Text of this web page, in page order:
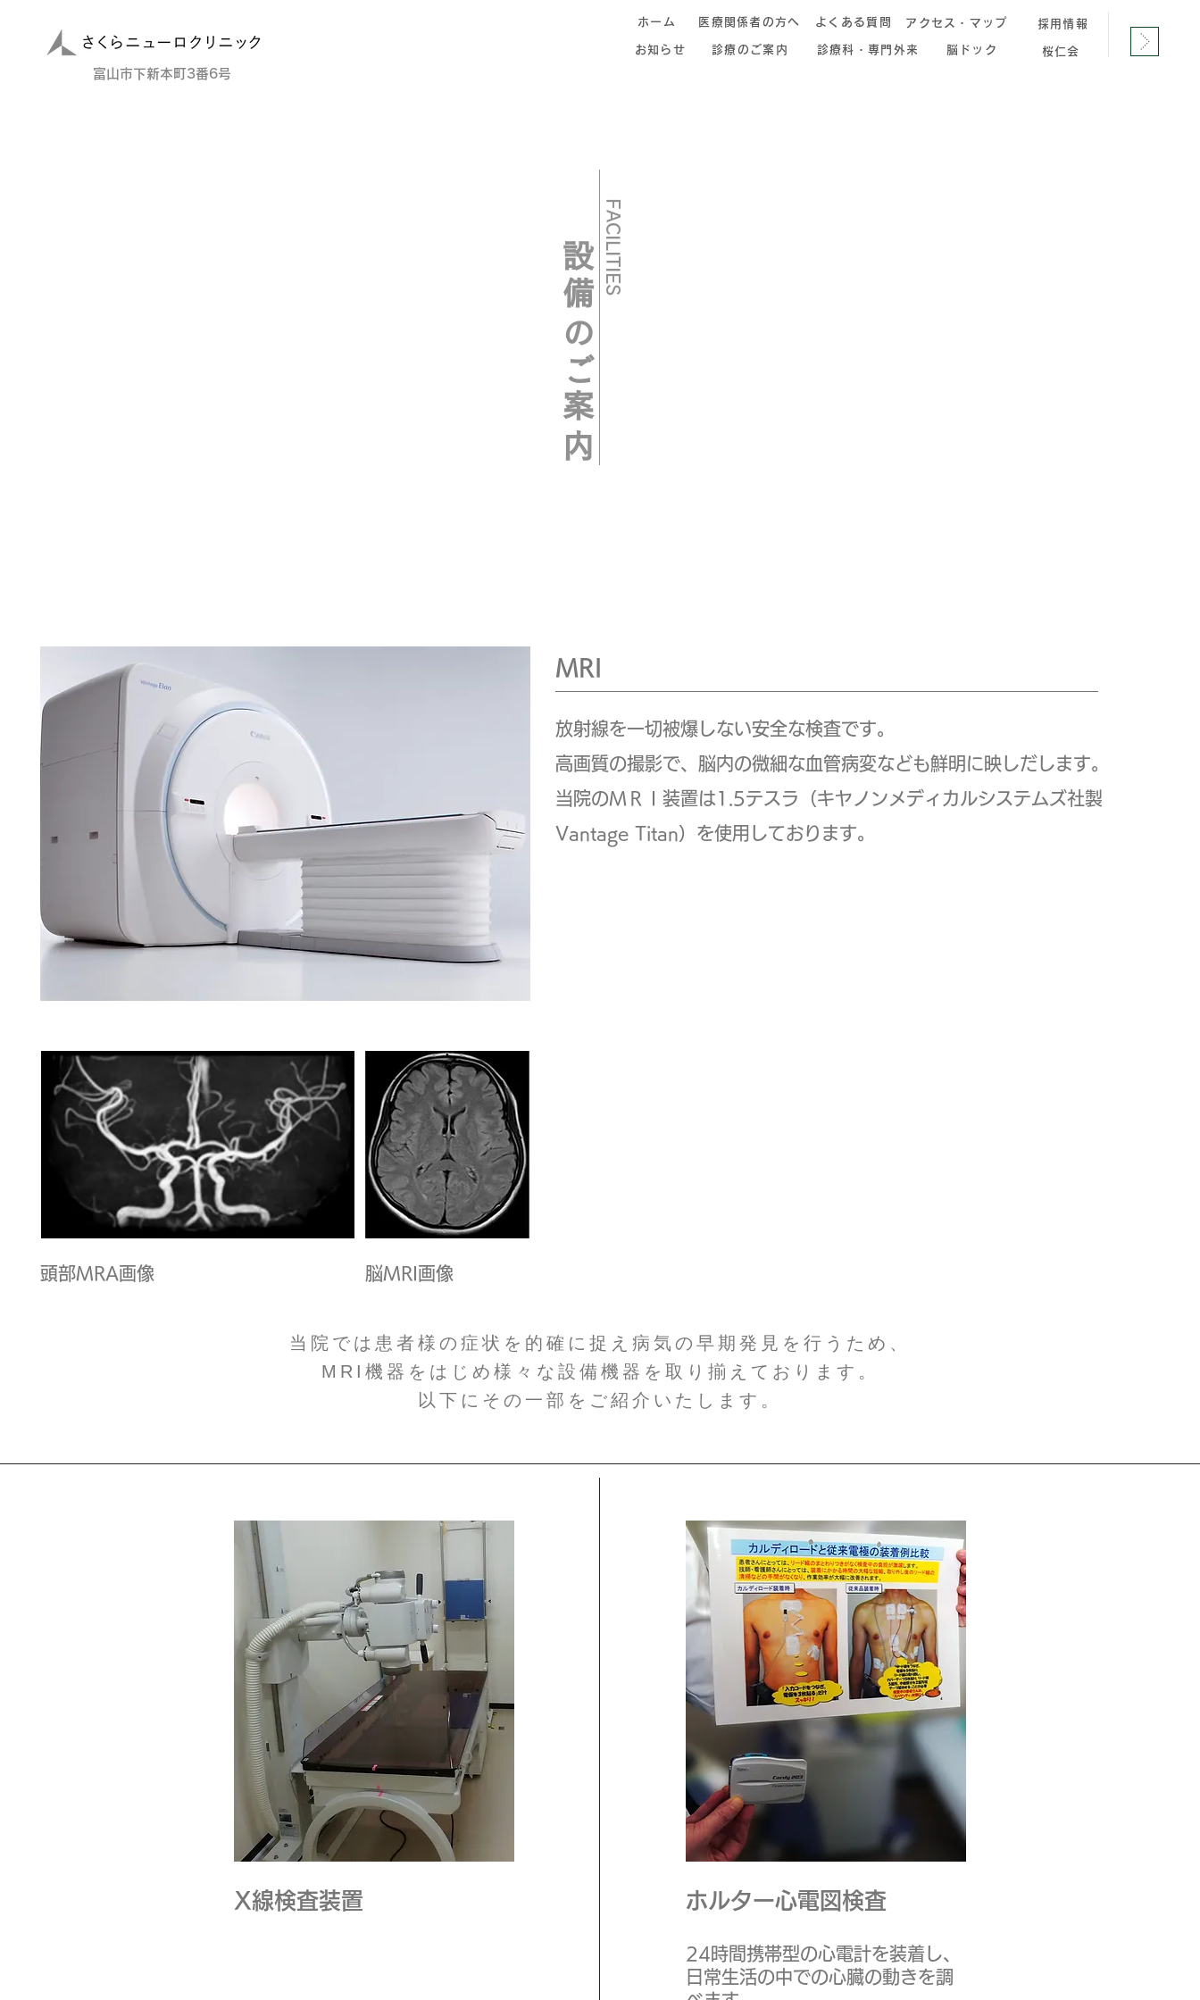
​富山市下新本町3番6号
ホーム 医療関係者の方へ よくある質問 アクセス・マップ
お知らせ 診療のご案内 診療科・専門外来 脳ドック
採用情報
桜仁会
​設備のご案内FACILITIES
MRI
放射線を一切被爆しない安全な検査です。
高画質の撮影で、脳内の微細な血管病変なども鮮明に映しだします。
当院のＭＲＩ装置は1.5テスラ（キヤノンメディカルシステムズ社製
Vantage Titan）を使用しております。
頭部MRA画像 ​脳MRI画像
当院では患者様の症状を的確に捉え病気の早期発見を行うため、
MRI機器をはじめ様々な設備機器を取り揃えております。
​以下にその一部をご紹介いたします。
X線検査装置
24時間携帯型の心電計を装着し、
日常生活の中での心臓の動きを調
ホルター心電図検査